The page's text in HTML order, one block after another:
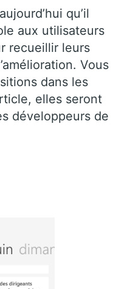
qu’il
aux utilisateurs
recueillir leurs
Vous
dans les
elles seront
développeurs de